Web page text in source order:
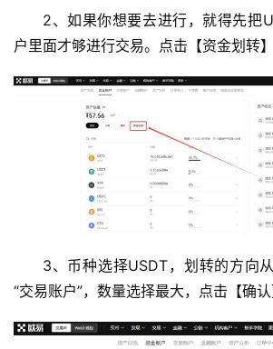
2、如果你想要去进行，就得先把
户里面才够进行交易。点击【资金划转】
3、币种选择USDT，划转的方向
“交易账户”，数量选择最大，点击【确认